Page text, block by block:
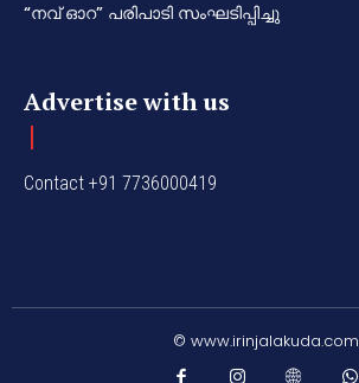
“നവ് ഓറ” പരിപാടി സംഘടിപ്പിച്ചു
Advertise with us
Contact +91 7736000419
© www.irinjalakuda.com